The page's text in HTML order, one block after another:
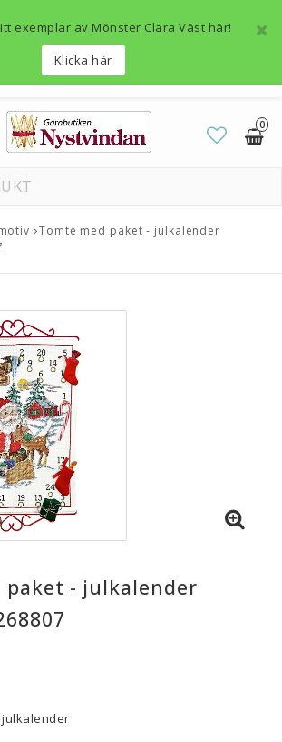
exemplar av Mönster Clara Väst här!
Klicka här
0
Tomte med paket - julkalender
paket - julkalender
julkalender